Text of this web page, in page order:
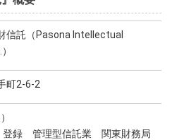
信託（Pasona Intellectual
町2-6-2
録 管理型信託業 関東財務局